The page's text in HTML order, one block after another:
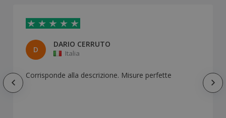
D
DARIO CERRUTO
Italia
Corrisponde alla descrizione. Misure perfette